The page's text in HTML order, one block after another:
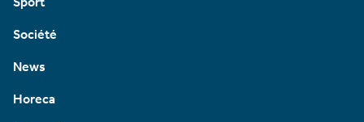
Société
News
Horeca